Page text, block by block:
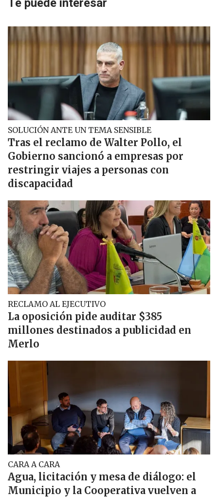
Te puede interesar
SOLUCIÓN ANTE UN TEMA SENSIBLE
Tras el reclamo de Walter Pollo, el
Gobierno sancionó a empresas por
restringir viajes a personas con
discapacidad
RECLAMO AL EJECUTIVO
La oposición pide auditar $385
millones destinados a publicidad en
Merlo
CARA A CARA
Agua, licitación y mesa de diálogo: el
Municipio y la Cooperativa vuelven a